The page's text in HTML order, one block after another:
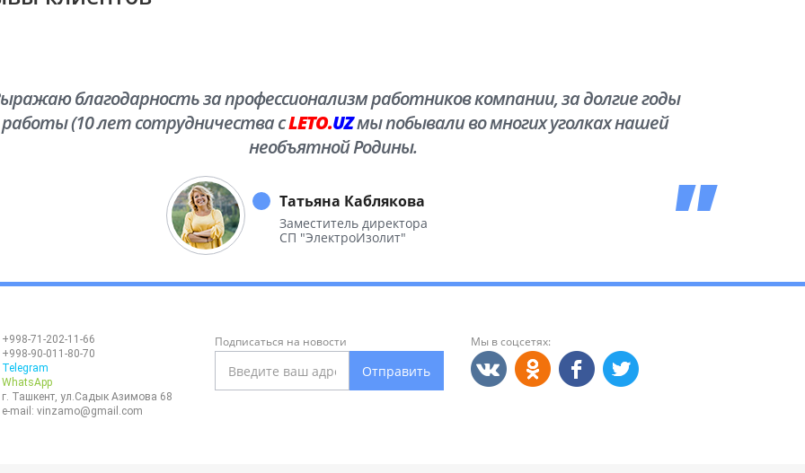
благодарность за профессионализм работников компании, за долгие годы
работы (10 лет сотрудничества сLETO.UZмы побывали во многих уголках нашей
необъятной Родины.
Татьяна Каблякова
Заместитель директора
СП "ЭлектроИзолит"
+998-71-202-11-66
+998-90-011-80-70
Telegram
WhatsApp
г. Ташкент, ул.Садык Азимова 68
e-mail: vinzamo@gmail.com
Подписаться на новости
Отправить
Мы в соцсетях: